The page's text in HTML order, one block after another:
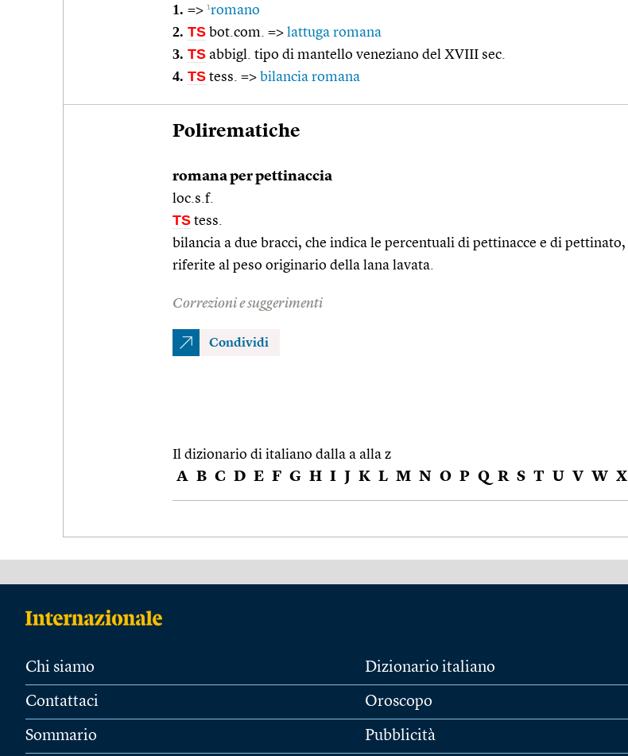
1. => 1romano
2. TS bot.com. => lattuga romana
3. TS abbigl. tipo di mantello veneziano del XVIII sec.
4. TS tess. => bilancia romana
Polirematiche
romana per pettinaccia
loc.s.f.
TS tess.
bilancia a due bracci, che indica le percentuali di pettinacce e di pettinato,
riferite al peso originario della lana lavata.
Correzioni e suggerimenti
Condividi
Il dizionario di italiano dalla a alla z
A B C D E F G H I J K L M N O P Q R S T U V W X
Chi siamo
Contattaci
Sommario
Dizionario italiano
Oroscopo
Pubblicità